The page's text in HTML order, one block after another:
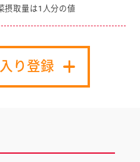
摂取量は1人分の値
り登録